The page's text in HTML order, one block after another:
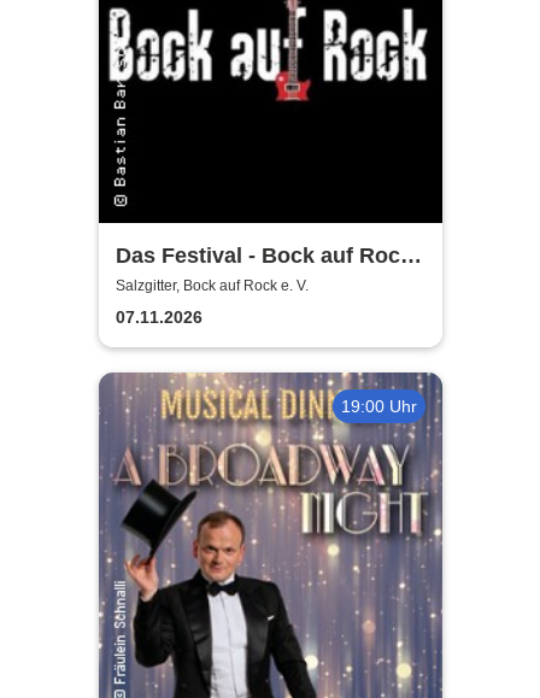
Das Festival - Bock auf Rock
gemeinnütziger e. V.
Salzgitter, Bock auf Rock e. V.
07.11.2026
19:00 Uhr